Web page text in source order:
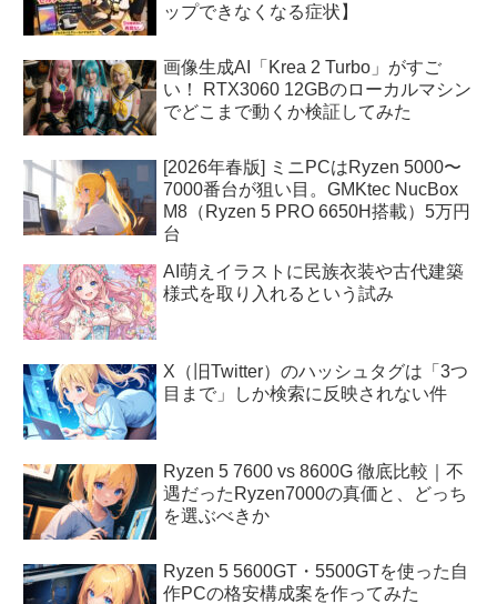
ップできなくなる症状】
画像生成AI「Krea 2 Turbo」がすご
い！ RTX3060 12GBのローカルマシン
でどこまで動くか検証してみた
[2026年春版] ミニPCはRyzen 5000〜
7000番台が狙い目。GMKtec NucBox
M8（Ryzen 5 PRO 6650H搭載）5万円
台
AI萌えイラストに民族衣装や古代建築
様式を取り入れるという試み
X（旧Twitter）のハッシュタグは「3つ
目まで」しか検索に反映されない件
Ryzen 5 7600 vs 8600G 徹底比較｜不
遇だったRyzen7000の真価と、どっち
を選ぶべきか
Ryzen 5 5600GT・5500GTを使った自
作PCの格安構成案を作ってみた